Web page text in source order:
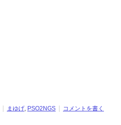
まゆげ, PSO2NGS コメントを書く